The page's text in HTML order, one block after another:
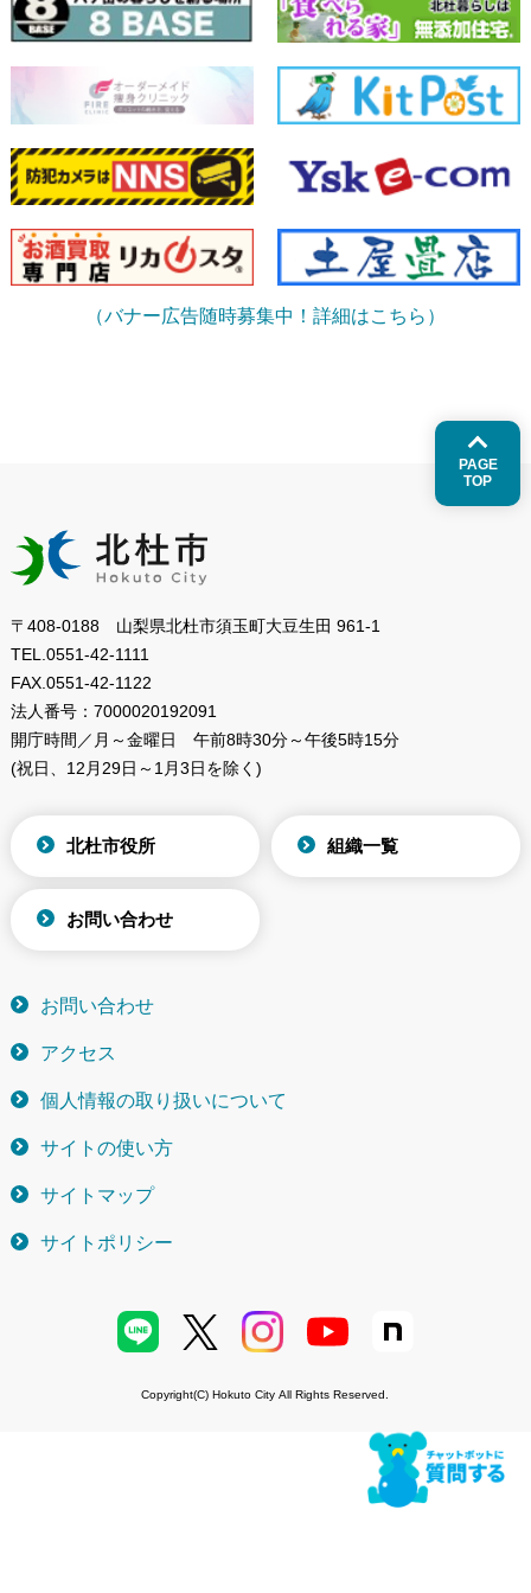
（バナー広告随時募集中！詳細はこちら）
PAGE
TOP
〒408-0188 山梨県北杜市須玉町大豆生田 961-1
TEL. 0551-42-1111
FAX. 0551-42-1122
法人番号： 7000020192091
開庁時間／月～金曜日
午前8時30分～午後5時15分
(祝日、12月29日～1月3日を除く)
北杜市役所 組織一覧
お問い合わせ
お問い合わせ
アクセス
個人情報の取り扱いについて
サイトの使い方
サイトマップ
サイトポリシー
Copyright(C) Hokuto City All Rights Reserved.